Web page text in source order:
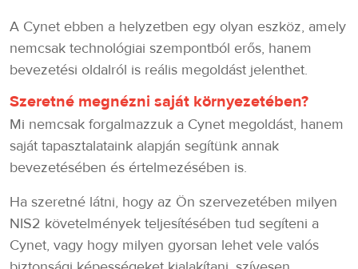
A Cynet ebben a helyzetben egy olyan eszköz, amely
nemcsak technológiai szempontból erős, hanem
bevezetési oldalról is reális megoldást jelenthet.
Szeretné megnézni saját környezetében?
Mi nemcsak forgalmazzuk a Cynet megoldást, hanem
saját tapasztalataink alapján segítünk annak
bevezetésében és értelmezésében is.
Ha szeretné látni, hogy az Ön szervezetében milyen
NIS2 követelmények teljesítésében tud segíteni a
Cynet, vagy hogy milyen gyorsan lehet vele valós